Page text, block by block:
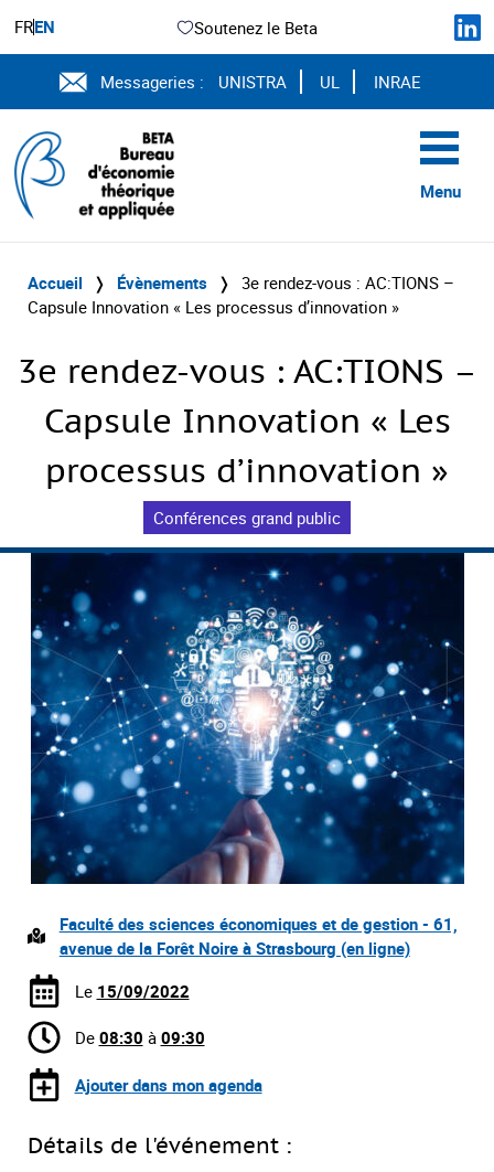
FREN Soutenez le Beta
Messageries : UNISTRA UL INRAE
Menu
Accueil ❭ Évènements ❭ 3e rendez-vous : AC:TIONS –
Capsule Innovation « Les processus d’innovation »
3e rendez-vous : AC:TIONS –
Capsule Innovation « Les
processus d’innovation »
Conférences grand public
Faculté des sciences économiques et de gestion - 61,
avenue de la Forêt Noire à Strasbourg (en ligne)
Le 15/09/2022
De 08:30 à 09:30
Ajouter dans mon agenda
Détails de l'événement :